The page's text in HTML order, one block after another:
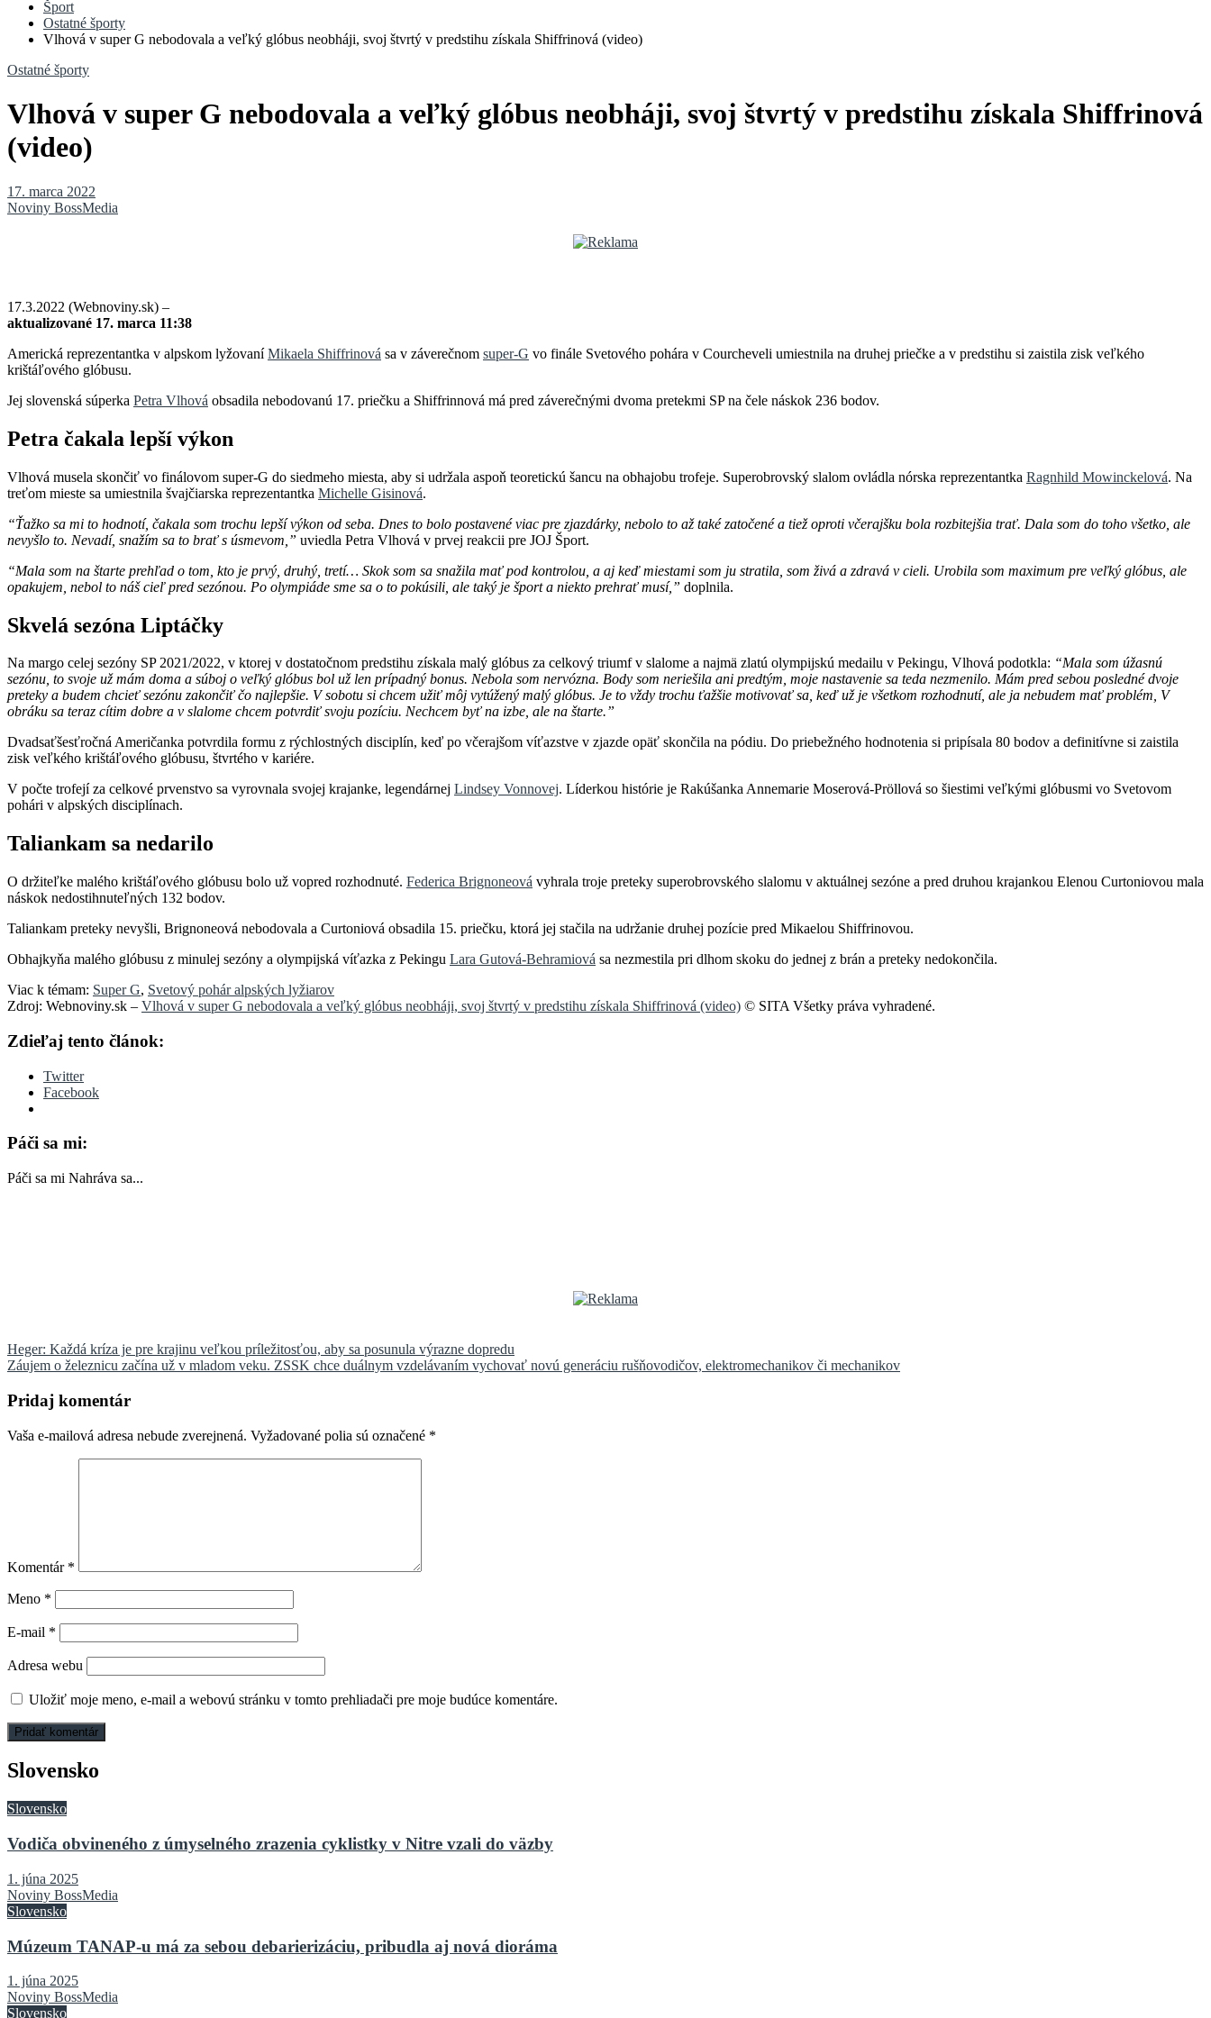
Šport
Ostatné športy
Vlhová v super G nebodovala a veľký glóbus neobháji, svoj štvrtý v predstihu získala Shiffrinová (video)
Ostatné športy
Vlhová v super G nebodovala a veľký glóbus neobháji, svoj štvrtý v predstihu získala Shiffrinová
(video)
17. marca 2022
Noviny BossMedia
17.3.2022 (Webnoviny.sk) –
aktualizované 17. marca 11:38
Americká reprezentantka v alpskom lyžovaníMikaela Shiffrinová sa v záverečnom super-G vo finále Svetového pohára v Courcheveli umiestnila na druhej priečke a v predstihu si zaistila zisk veľkého
krištáľového glóbusu.
Jej slovenská súperka Petra Vlhová obsadila nebodovanú 17. priečku a Shiffrinnová má pred záverečnými dvoma pretekmi SP na čele náskok 236 bodov.
Petra čakala lepší výkon
Vlhová musela skončiť vo finálovom super-G do siedmeho miesta, aby si udržala aspoň teoretickú šancu na obhajobu trofeje. Superobrovský slalom ovládla nórska reprezentantka Ragnhild Mowinckelová. Na
treťom mieste sa umiestnila švajčiarska reprezentantka Michelle Gisinová.
“Ťažko sa mi to hodnotí, čakala som trochu lepší výkon od seba. Dnes to bolo postavené viac pre zjazdárky, nebolo to až také zatočené a tiež oproti včerajšku bola rozbitejšia trať. Dala som do toho všetko, ale
nevyšlo to. Nevadí, snažím sa to brať s úsmevom,” uviedla Petra Vlhová v prvej reakcii pre JOJ Šport.
“Mala som na štarte prehľad o tom, kto je prvý, druhý, tretí… Skok som sa snažila mať pod kontrolou, a aj keď miestami som ju stratila, som živá a zdravá v cieli. Urobila som maximum pre veľký glóbus, ale
opakujem, nebol to náš cieľ pred sezónou. Po olympiáde sme sa o to pokúsili, ale taký je šport a niekto prehrať musí,” doplnila.
Skvelá sezóna Liptáčky
Na margo celej sezóny SP 2021/2022, v ktorej v dostatočnom predstihu získala malý glóbus za celkový triumf v slalome a najmä zlatú olympijskú medailu v Pekingu, Vlhová podotkla: “Mala som úžasnú
sezónu, to svoje už mám doma a súboj o veľký glóbus bol už len prípadný bonus. Nebola som nervózna. Body som neriešila ani predtým, moje nastavenie sa teda nezmenilo. Mám pred sebou posledné dvoje
preteky a budem chcieť sezónu zakončiť čo najlepšie. V sobotu si chcem užiť môj vytúžený malý glóbus. Je to vždy trochu ťažšie motivovať sa, keď už je všetkom rozhodnutí, ale ja nebudem mať problém, V
obráku sa teraz cítim dobre a v slalome chcem potvrdiť svoju pozíciu. Nechcem byť na izbe, ale na štarte.”
Dvadsaťšesťročná Američanka potvrdila formu z rýchlostných disciplín, keď po včerajšom víťazstve v zjazde opäť skončila na pódiu. Do priebežného hodnotenia si pripísala 80 bodov a definitívne si zaistila
zisk veľkého krištáľového glóbusu, štvrtého v kariére.
V počte trofejí za celkové prvenstvo sa vyrovnala svojej krajanke, legendárnej Lindsey Vonnovej. Líderkou histórie je Rakúšanka Annemarie Moserová-Pröllová so šiestimi veľkými glóbusmi vo Svetovom
pohári v alpských disciplínach.
Taliankam sa nedarilo
O držiteľke malého krištáľového glóbusu bolo už vopred rozhodnuté. Federica Brignoneová vyhrala troje preteky superobrovského slalomu v aktuálnej sezóne a pred druhou krajankou Elenou Curtoniovou mala
náskok nedostihnuteľných 132 bodov.
Taliankam preteky nevyšli, Brignoneová nebodovala a Curtoniová obsadila 15. priečku, ktorá jej stačila na udržanie druhej pozície pred Mikaelou Shiffrinovou.
Obhajkyňa malého glóbusu z minulej sezóny a olympijská víťazka z Pekingu Lara Gutová-Behramiová sa nezmestila pri dlhom skoku do jednej z brán a preteky nedokončila.
Viac k témam: Super G, Svetový pohár alpských lyžiarov
Zdroj: Webnoviny.sk – Vlhová v super G nebodovala a veľký glóbus neobháji, svoj štvrtý v predstihu získala Shiffrinová (video) © SITA Všetky práva vyhradené.
Zdieľaj tento článok:
Twitter
Facebook
Páči sa mi:
Páči sa mi Nahráva sa...
Navigácia
v
článku
Heger: Každá kríza je pre krajinu veľkou príležitosťou, aby sa posunula výrazne dopredu
Záujem o železnicu začína už v mladom veku. ZSSK chce duálnym vzdelávaním vychovať novú generáciu rušňovodičov, elektromechanikov či mechanikov
Pridaj komentár
Vaša e-mailová adresa nebude zverejnená. Vyžadované polia sú označené *
Komentár *
Meno *
E-mail *
Adresa webu
Uložiť moje meno, e-mail a webovú stránku v tomto prehliadači pre moje budúce komentáre.
Slovensko
Slovensko
Vodiča obvineného z úmyselného zrazenia cyklistky v Nitre vzali do väzby
1. júna 2025
Noviny BossMedia
Slovensko
Múzeum TANAP-u má za sebou debarierizáciu, pribudla aj nová dioráma
1. júna 2025
Noviny BossMedia
Slovensko